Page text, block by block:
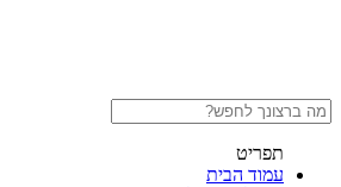
תפריט
עמוד הבית